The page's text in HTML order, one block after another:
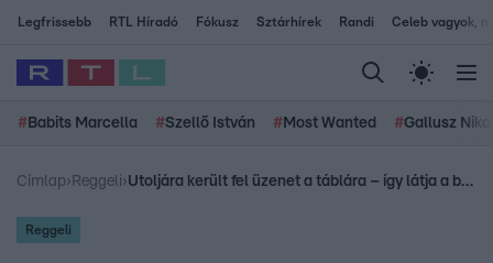
Legfrissebb RTL Híradó Fókusz Sztárhírek Randi Celeb vagyok,
# Babits Marcella #Szellő István # Most Wanted #Gallusz
Címlap› Reggeli› Utoljára került fel üzenet a táblára – így látja a boldogságot Barabás Évi és Szujó Zoltán (X)
Reggeli